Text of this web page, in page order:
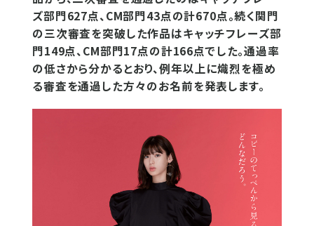
ズ部門627点、CM部門43点の計670点。続く関門
の三次審査を突破した作品はキャッチフレーズ部
門149点、CM部門17点の計166点でした。通過率
の低さから分かるとおり、例年以上に熾烈を極め
る審査を通過した方々のお名前を発表します。